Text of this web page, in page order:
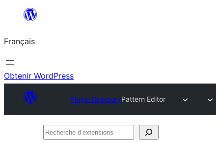
contenu
Français
Obtenir WordPress
Plugin DirectoryPattern Editor
Recherche